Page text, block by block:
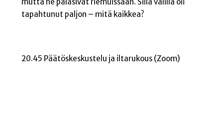
tapahtunut paljon – mitä kaikkea?
20.45 Päätöskeskustelu ja iltarukous (Zoom)